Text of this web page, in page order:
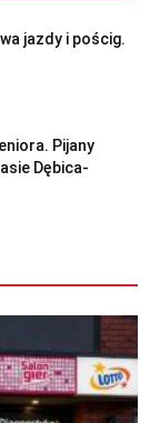
jazdy i pościg.
Pijany
Dębica-